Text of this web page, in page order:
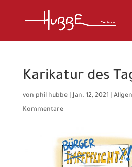
Karikatur des
von phil hubbe|Jan. 12, 2021
Kommentare